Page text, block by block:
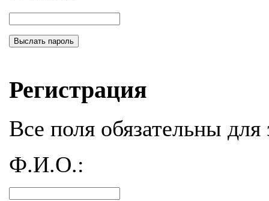
Выслать пароль
Регистрация
Все поля обязательны для
Ф.И.О.: